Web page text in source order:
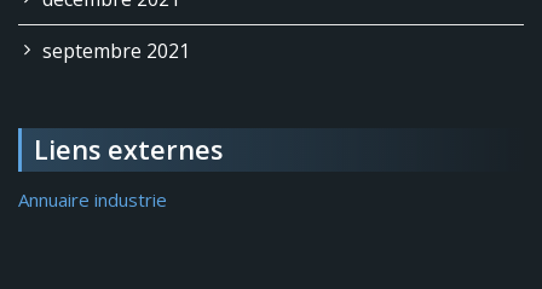
septembre 2021
Liens externes
Annuaire industrie